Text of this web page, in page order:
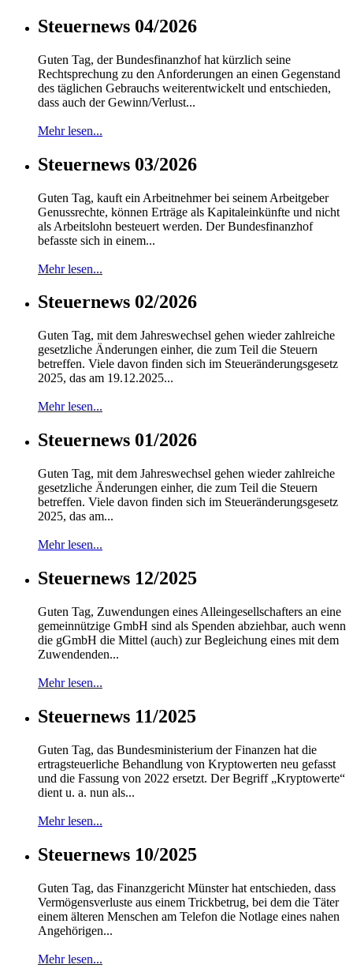
Steuernews 04/2026
Guten Tag, der Bundesfinanzhof hat kürzlich seine
Rechtsprechung zu den Anforderungen an einen Gegenstand
des täglichen Gebrauchs weiterentwickelt und entschieden,
dass auch der Gewinn/Verlust...
Mehr lesen...
Steuernews 03/2026
Guten Tag, kauft ein Arbeitnehmer bei seinem Arbeitgeber
Genussrechte, können Erträge als Kapitaleinkünfte und nicht
als Arbeitslohn besteuert werden. Der Bundesfinanzhof
befasste sich in einem...
Mehr lesen...
Steuernews 02/2026
Guten Tag, mit dem Jahreswechsel gehen wieder zahlreiche
gesetzliche Änderungen einher, die zum Teil die Steuern
betreffen. Viele davon finden sich im Steueränderungsgesetz
2025, das am 19.12.2025...
Mehr lesen...
Steuernews 01/2026
Guten Tag, mit dem Jahreswechsel gehen wieder zahlreiche
gesetzliche Änderungen einher, die zum Teil die Steuern
betreffen. Viele davon finden sich im Steueränderungsgesetz
2025, das am...
Mehr lesen...
Steuernews 12/2025
Guten Tag, Zuwendungen eines Alleingesellschafters an eine
gemeinnützige GmbH sind als Spenden abziehbar, auch wenn
die gGmbH die Mittel (auch) zur Begleichung eines mit dem
Zuwendenden...
Mehr lesen...
Steuernews 11/2025
Guten Tag, das Bundesministerium der Finanzen hat die
ertragsteuerliche Behandlung von Kryptowerten neu gefasst
und die Fassung von 2022 ersetzt. Der Begriff „Kryptowerte“
dient u. a. nun als...
Mehr lesen...
Steuernews 10/2025
Guten Tag, das Finanzgericht Münster hat entschieden, dass
Vermögensverluste aus einem Trickbetrug, bei dem die Täter
einem älteren Menschen am Telefon die Notlage eines nahen
Angehörigen...
Mehr lesen...